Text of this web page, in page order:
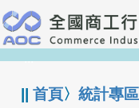
跳
到
主
要
:::
||首頁〉統計專區